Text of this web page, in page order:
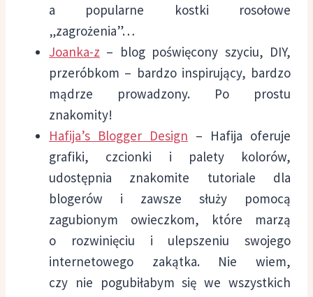
a popularne kostki rosołowe
„zagrożenia”…
Joanka-z – blog poświęcony szyciu, DIY,
przeróbkom – bardzo inspirujący, bardzo
mądrze prowadzony. Po prostu
znakomity!
Hafija’s Blogger Design – Hafija oferuje
grafiki, czcionki i palety kolorów,
udostępnia znakomite tutoriale dla
blogerów i zawsze służy pomocą
zagubionym owieczkom, które marzą
o rozwinięciu i ulepszeniu swojego
internetowego zakątka. Nie wiem,
czy nie pogubiłabym się we wszystkich